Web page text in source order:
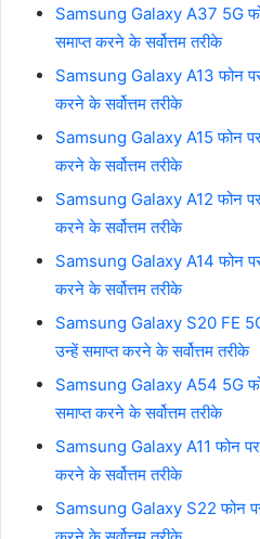
Samsung Galaxy A37 5G
समाप्त करने के सर्वोत्तम तरीके
Samsung Galaxy A13 फोन
करने के सर्वोत्तम तरीके
Samsung Galaxy A15 फोन
करने के सर्वोत्तम तरीके
Samsung Galaxy A12 फोन
करने के सर्वोत्तम तरीके
Samsung Galaxy A14 फोन
करने के सर्वोत्तम तरीके
Samsung Galaxy S20 FE
उन्हें समाप्त करने के सर्वोत्तम तरीके
Samsung Galaxy A54 5G
समाप्त करने के सर्वोत्तम तरीके
Samsung Galaxy A11 फोन
करने के सर्वोत्तम तरीके
Samsung Galaxy S22 फोन